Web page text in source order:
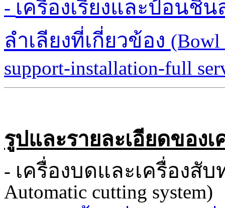
- เครื่องเรียงและป้อนชิ้
ลำเลียงที่เกี่ยวข้อง (Bowl
support-installation-full
รูปและรายละเอียดของ
- เครื่องบดและเครื่องสั
Automatic cutting system)